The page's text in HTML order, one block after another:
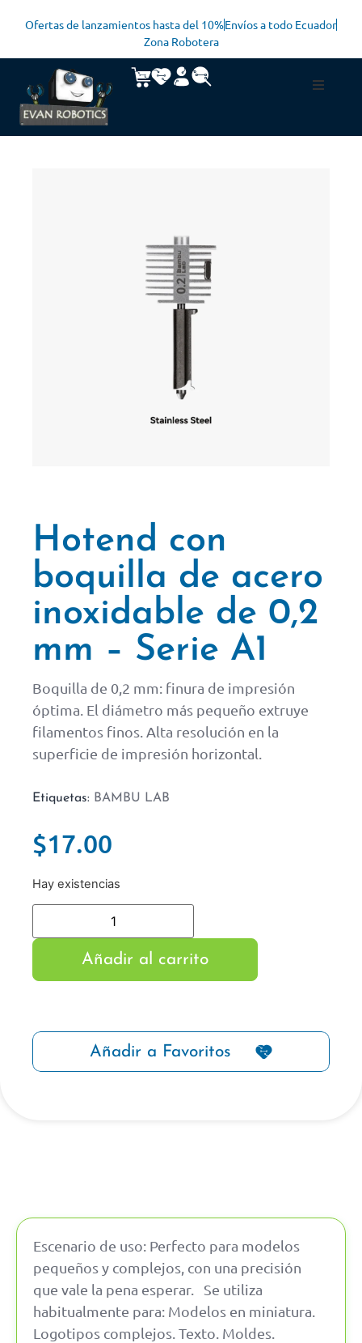
Ofertas de lanzamientos hasta del 10%Envíos a todo Ecuador
Zona Robotera
Hotend con
boquilla de acero
inoxidable de 0,2
mm – Serie A1
Boquilla de 0,2 mm: finura de impresión
óptima. El diámetro más pequeño extruye
filamentos finos. Alta resolución en la
superficie de impresión horizontal.
Etiquetas: BAMBU LAB
$17.00
Hay existencias
Añadir al carrito
Añadir a Favoritos
Escenario de uso: Perfecto para modelos
pequeños y complejos, con una precisión
que vale la pena esperar. Se utiliza
habitualmente para: Modelos en miniatura.
Logotipos complejos. Texto. Moldes.